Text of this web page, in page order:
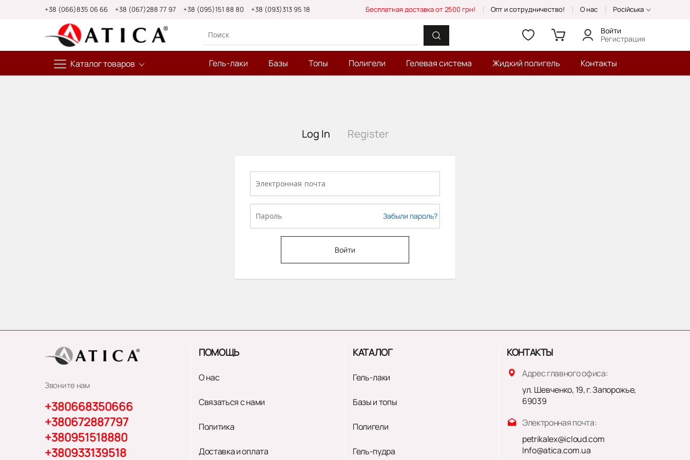
+38 (066)835 06 66 +38 (067)288 77 97 +38 (095)151 88 80 +38 (093)313 95 18 Бесплатная доставка от 2500 грн! Опт и сотрудничество! О нас Російська
Каталог товаров
Войти
Регистрация
Гель-лаки Базы Топы Полигели Гелевая система Жидкий полигель Контакты
Log In Register
Забыли пароль?
Войти
Звоните нам
+380668350666
+380672887797
+380951518880
+380933139518
ПОМОЩЬ
О нас
Связаться с нами
Политика
Доставка и оплата
КАТАЛОГ
Гель-лаки
Базы и топы
Полигели
Гель-пудра
КОНТАКТЫ
Адрес главного офиса:
ул. Шевченко, 19, г. Запорожье,
69039
Электронная почта:
petrikalex@icloud.com
Info@atica.com.ua